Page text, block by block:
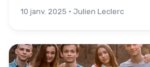
10 janv. 2025 · Julien Leclerc